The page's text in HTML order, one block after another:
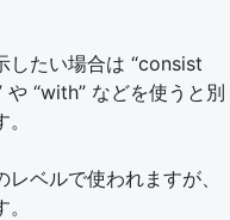
したい場合は “consist
や “with” などを使うと別
ベルで使われますが、